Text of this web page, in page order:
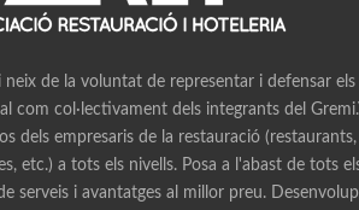
neix de la voluntat de representar i defensar
com col·lectivament dels integrants del
dels empresaris de la restauració
etc.) a tots els nivells. Posa a l'abast de tots
serveis i avantatges al millor preu.